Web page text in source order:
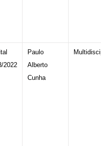
2022
Paulo
Alberto
Cunha